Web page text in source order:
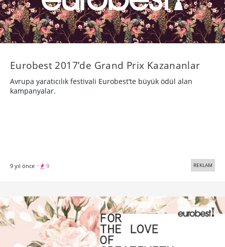
Eurobest 2017’de Grand Prix Kazananlar
Avrupa yaratıcılık festivali Eurobest’te büyük ödül alan
kampanyalar.
9 yıl önce · 9 REKLAM